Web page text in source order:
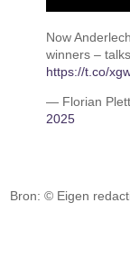
Now
winners –
https://t.co/
— Florian
2025
Bron: © Eigen